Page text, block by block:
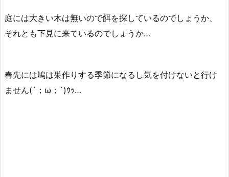
庭には大きい木は無いので餌を探しているのでしょうか、
それとも下見に来ているのでしょうか…
春先には鳩は巣作りする季節になるし気を付けないと行け
ません(´；ω；`)ｳｯ…